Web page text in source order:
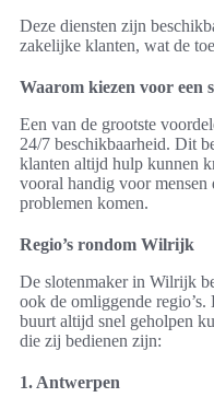
Deze diensten zijn
zakelijke klanten, wat de
Waarom kiezen voor een
Een van de grootste
24/7 beschikbaarheid. Dit
klanten altijd hulp kunnen
vooral handig voor mensen
problemen komen.
Regio’s rondom Wilrijk
De slotenmaker in Wilrijk
ook de omliggende
buurt altijd snel geholpen
die zij bedienen zijn:
1. Antwerpen